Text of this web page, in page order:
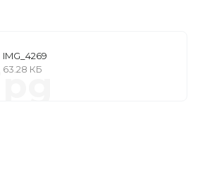
IMG_4269
63.28 КБ
.jpg